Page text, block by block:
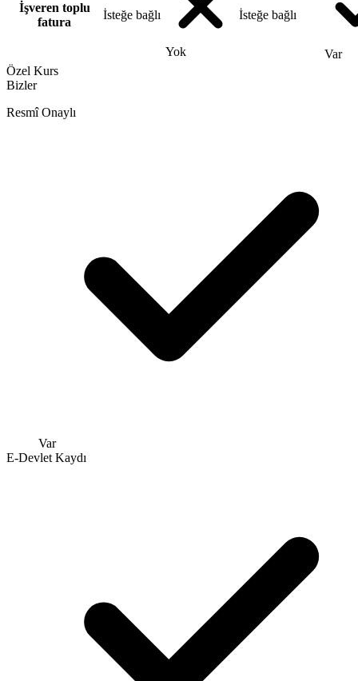
İşveren toplu
fatura
İsteğe bağlı
Yok
İsteğe bağlı
Var
Özel Kurs
Bizler
Resmî Onaylı
Var
E-Devlet Kaydı